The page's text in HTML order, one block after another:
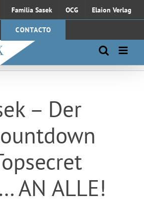
Familia Sasek OCG Elaion Verlag
CONTACTO
– Der
AN ALLE!